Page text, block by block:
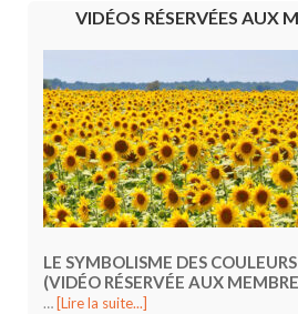
VIDÉOS RÉSERVÉES AUX
LE SYMBOLISME DES
(VIDÉO RÉSERVÉE AUX
… [Lire la suite...]